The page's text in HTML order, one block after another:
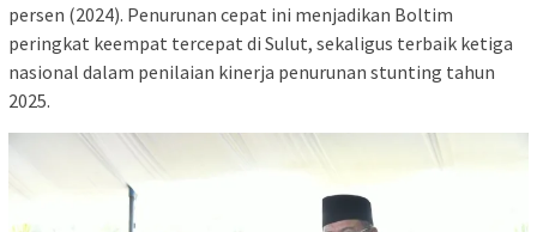
persen (2024). Penurunan cepat ini menjadikan Boltim
peringkat keempat tercepat di Sulut, sekaligus terbaik ketiga
nasional dalam penilaian kinerja penurunan stunting tahun
2025.